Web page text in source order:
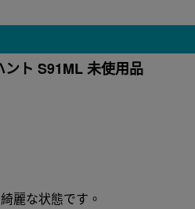
ト S91ML 未使用品
麗な状態です。